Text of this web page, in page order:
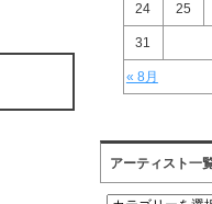
« 8月
24 25
31
アーティスト一